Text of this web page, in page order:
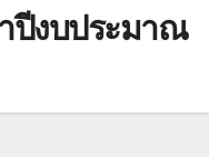
ปีงบประมาณ